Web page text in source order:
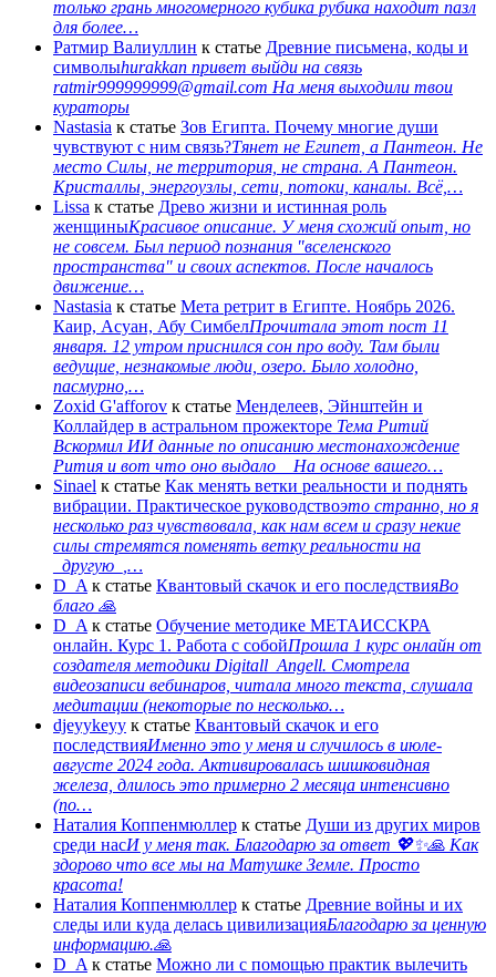
только грань многомерного кубика рубика находит пазл
для более…
Ратмир Валиуллин к статье Древние письмена, коды и
символыhurakkan привет выйди на связь
ratmir999999999@gmail.com На меня выходили твои
кураторы
Nastasia к статье Зов Египта. Почему многие души
чувствуют с ним связь?Тянет не Египет, а Пантеон. Не
место Силы, не территория, не страна. А Пантеон.
Кристаллы, энергоузлы, сети, потоки, каналы. Всё,…
Lissa к статье Древо жизни и истинная роль
женщиныКрасивое описание. У меня схожий опыт, но
не совсем. Был период познания "вселенского
пространства" и своих аспектов. После началось
движение…
Nastasia к статье Мета ретрит в Египте. Ноябрь 2026.
Каир, Асуан, Абу СимбелПрочитала этот пост 11
января. 12 утром приснился сон про воду. Там были
ведущие, незнакомые люди, озеро. Было холодно,
пасмурно,…
Zoxid G'afforov к статье Менделеев, Эйнштейн и
Коллайдер в астральном прожекторе Тема Ритий
Вскормил ИИ данные по описанию местонахождение
Рития и вот что оно выдало На основе вашего…
Sinael к статье Как менять ветки реальности и поднять
вибрации. Практическое руководствоэто странно, но я
несколько раз чувствовала, как нам всем и сразу некие
силы стремятся поменять ветку реальности на
_другую_,…
D_A к статье Квантовый скачок и его последствияВо
благо 🙏
D_A к статье Обучение методике МЕТАИССКРА
онлайн. Курс 1. Работа с собойПрошла 1 курс онлайн от
создателя методики Digitall_Angell. Смотрела
видеозаписи вебинаров, читала много текста, слушала
медитации (некоторые по несколько…
djeyykeyy к статье Квантовый скачок и его
последствияИменно это у меня и случилось в июле-
августе 2024 года. Активировалась шишковидная
железа, длилось это примерно 2 месяца интенсивно
(по…
Наталия Коппенмюллер к статье Души из других миров
среди насИ у меня так. Благодарю за ответ 💖✨️🙏 Как
здорово что все мы на Матушке Земле. Просто
красота!
Наталия Коппенмюллер к статье Древние войны и их
следы или куда делась цивилизацияБлагодарю за ценную
информацию.🙏
D_A к статье Можно ли с помощью практик вылечить